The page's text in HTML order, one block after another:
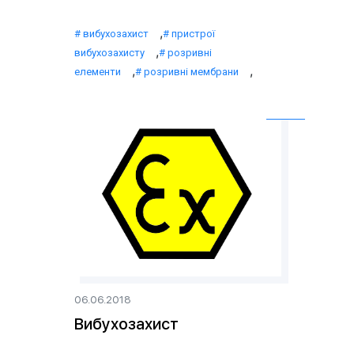
вибухозахист ,
пристрої
вибухозахисту
,
розривні
елементи
, розривні мембрани ,
06.06.2018
Вибухозахист